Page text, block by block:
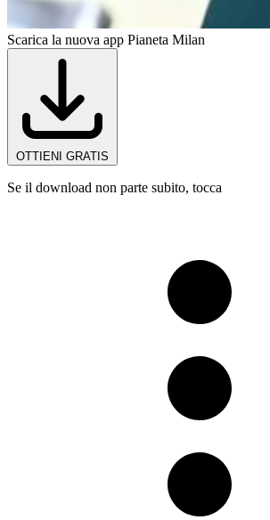
Scarica la nuova app Pianeta Milan
OTTIENI GRATIS
Se il download non parte subito, tocca